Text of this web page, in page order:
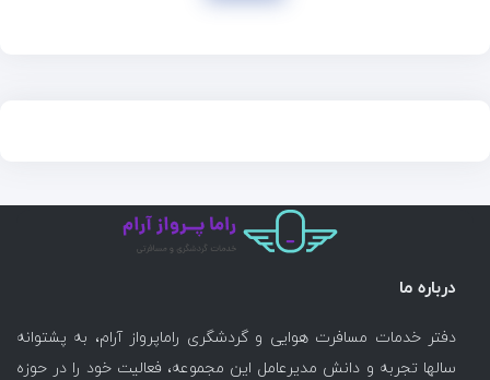
درباره ما
دفتر خدمات مسافرت هوایی و گردشگری راماپرواز آرام، به پشتوانه
سالها تجربه و دانش مدیرعامل این مجموعه، فعالیت خود را در حوزه